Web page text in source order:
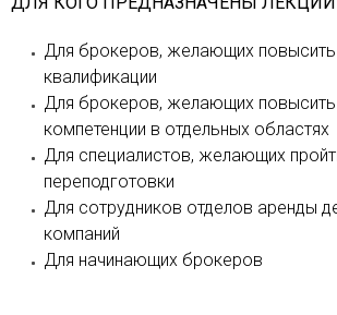
Для брокеров, желающих
квалификации
Для брокеров, желающих
компетенции в отдельных областях
Для специалистов, желающих
переподготовки
Для сотрудников отделов аренды
компаний
Для начинающих брокеров